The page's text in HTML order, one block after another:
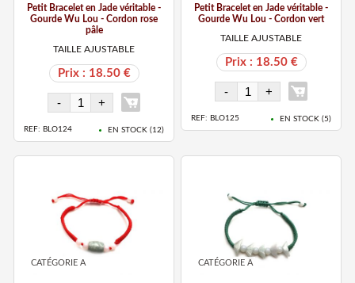
Petit Bracelet en Jade véritable -
Gourde Wu Lou - Cordon rose
pâle
TAILLE AJUSTABLE
Prix : 18.50 €
REF: BLO124 EN STOCK ( 12)
Petit Bracelet en Jade véritable -
Gourde Wu Lou - Cordon vert
TAILLE AJUSTABLE
Prix : 18.50 €
REF: BLO125 EN STOCK (5)
CATÉGORIE A CATÉGORIE A